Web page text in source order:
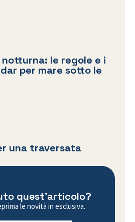
notturna: le regole e i
per mare sotto le
una traversata
quest'articolo?
le novità in esclusiva.